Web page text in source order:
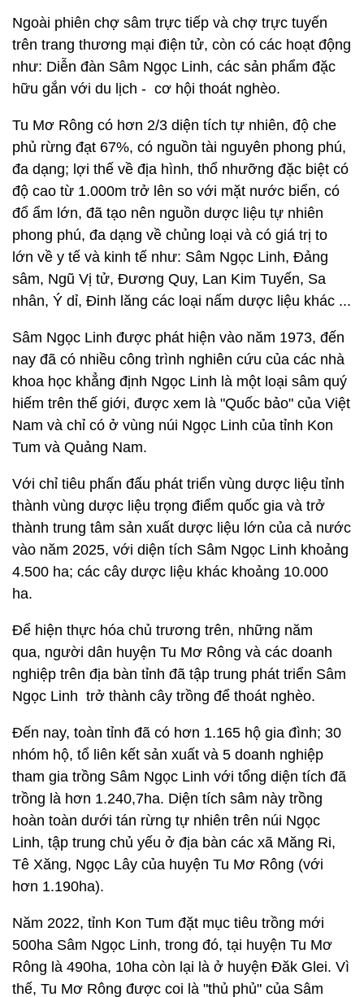
Ngoài phiên chợ sâm trực tiếp và chợ trực tuyến
trên trang thương mại điện tử, còn có các hoạt động
như: Diễn đàn Sâm Ngọc Linh, các sản phẩm đặc
hữu gắn với du lịch - cơ hội thoát nghèo.
Tu Mơ Rông có hơn 2/3 diện tích tự nhiên, độ che
phủ rừng đạt 67%, có nguồn tài nguyên phong phú,
đa dạng; lợi thế về địa hình, thổ nhưỡng đặc biệt có
độ cao từ 1.000m trở lên so với mặt nước biển, có
đổ ẩm lớn, đã tạo nên nguồn dược liệu tự nhiên
phong phú, đa dạng về chủng loại và có giá trị to
lớn về y tế và kinh tế như: Sâm Ngọc Linh, Đảng
sâm, Ngũ Vị tử, Đương Quy, Lan Kim Tuyến, Sa
nhân, Ý dỉ, Đinh lăng các loại nấm dược liệu khác ...
Sâm Ngọc Linh được phát hiện vào năm 1973, đến
nay đã có nhiều công trình nghiên cứu của các nhà
khoa học khẳng định Ngọc Linh là một loại sâm quý
hiếm trên thế giới, được xem là "Quốc bảo" của Việt
Nam và chỉ có ở vùng núi Ngọc Linh của tỉnh Kon
Tum và Quảng Nam.
Với chỉ tiêu phấn đấu phát triển vùng dược liệu tỉnh
thành vùng dược liệu trọng điểm quốc gia và trở
thành trung tâm sản xuất dược liệu lớn của cả nước
vào năm 2025, với diện tích Sâm Ngọc Linh khoảng
4.500 ha; các cây dược liệu khác khoảng 10.000
ha.
Để hiện thực hóa chủ trương trên, những năm
qua, người dân huyện Tu Mơ Rông và các doanh
nghiệp trên địa bàn tỉnh đã tập trung phát triển Sâm
Ngọc Linh trở thành cây trồng để thoát nghèo.
Đến nay, toàn tỉnh đã có hơn 1.165 hộ gia đình; 30
nhóm hộ, tổ liên kết sản xuất và 5 doanh nghiệp
tham gia trồng Sâm Ngọc Linh với tổng diện tích đã
trồng là hơn 1.240,7ha. Diện tích sâm này trồng
hoàn toàn dưới tán rừng tự nhiên trên núi Ngọc
Linh, tập trung chủ yếu ở địa bàn các xã Măng Ri,
Tê Xăng, Ngọc Lây của huyện Tu Mơ Rông (với
hơn 1.190ha).
Năm 2022, tỉnh Kon Tum đặt mục tiêu trồng mới
500ha Sâm Ngọc Linh, trong đó, tại huyện Tu Mơ
Rông là 490ha, 10ha còn lại là ở huyện Đăk Glei. Vì
thế, Tu Mơ Rông được coi là "thủ phủ" của Sâm